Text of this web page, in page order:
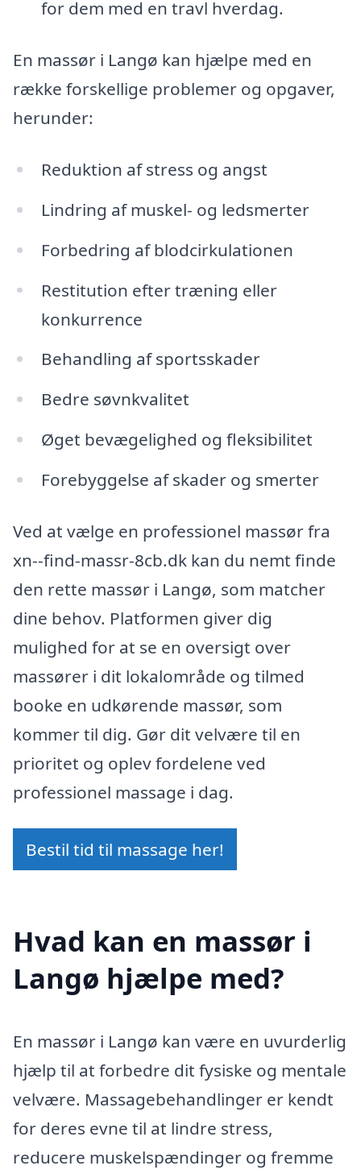
for dem med en travl hverdag.
En massør i Langø kan hjælpe med en
række forskellige problemer og opgaver,
herunder:
Reduktion af stress og angst
Lindring af muskel- og ledsmerter
Forbedring af blodcirkulationen
Restitution efter træning eller
konkurrence
Behandling af sportsskader
Bedre søvnkvalitet
Øget bevægelighed og fleksibilitet
Forebyggelse af skader og smerter
Ved at vælge en professionel massør fra
xn--find-massr-8cb.dk kan du nemt finde
den rette massør i Langø, som matcher
dine behov. Platformen giver dig
mulighed for at se en oversigt over
massører i dit lokalområde og tilmed
booke en udkørende massør, som
kommer til dig. Gør dit velvære til en
prioritet og oplev fordelene ved
professionel massage i dag.
Bestil tid til massage her!
Hvad kan en massør i
Langø hjælpe med?
En massør i Langø kan være en uvurderlig
hjælp til at forbedre dit fysiske og mentale
velvære. Massagebehandlinger er kendt
for deres evne til at lindre stress,
reducere muskelspændinger og fremme